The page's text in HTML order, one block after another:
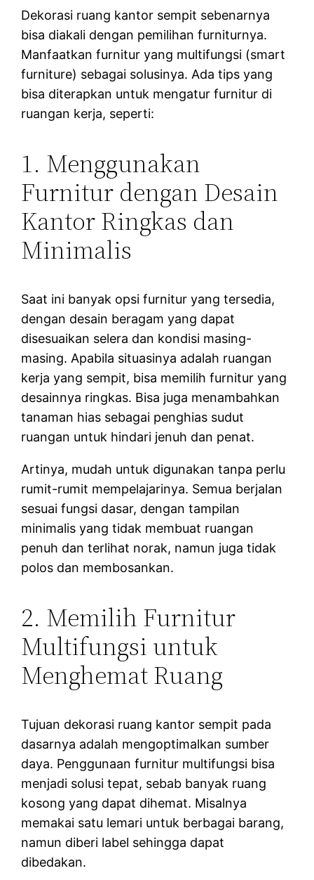
Dekorasi ruang kantor sempit sebenarnya
bisa diakali dengan pemilihan furniturnya.
Manfaatkan furnitur yang multifungsi (smart
furniture) sebagai solusinya. Ada tips yang
bisa diterapkan untuk mengatur furnitur di
ruangan kerja, seperti:
1. Menggunakan
Furnitur dengan Desain
Kantor Ringkas dan
Minimalis
Saat ini banyak opsi furnitur yang tersedia,
dengan desain beragam yang dapat
disesuaikan selera dan kondisi masing-
masing. Apabila situasinya adalah ruangan
kerja yang sempit, bisa memilih furnitur yang
desainnya ringkas. Bisa juga menambahkan
tanaman hias sebagai penghias sudut
ruangan untuk hindari jenuh dan penat.
Artinya, mudah untuk digunakan tanpa perlu
rumit-rumit mempelajarinya. Semua berjalan
sesuai fungsi dasar, dengan tampilan
minimalis yang tidak membuat ruangan
penuh dan terlihat norak, namun juga tidak
polos dan membosankan.
2. Memilih Furnitur
Multifungsi untuk
Menghemat Ruang
Tujuan dekorasi ruang kantor sempit pada
dasarnya adalah mengoptimalkan sumber
daya. Penggunaan furnitur multifungsi bisa
menjadi solusi tepat, sebab banyak ruang
kosong yang dapat dihemat. Misalnya
memakai satu lemari untuk berbagai barang,
namun diberi label sehingga dapat
dibedakan.